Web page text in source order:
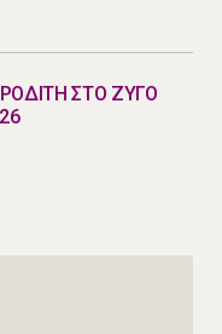
ΣΤΟ ΖΥΓΟ